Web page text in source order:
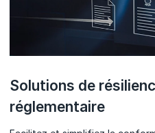
Solutions de
réglementaire